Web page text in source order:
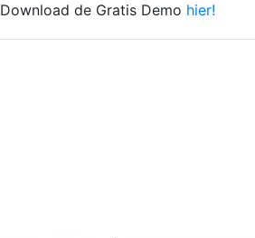
Download de Gratis Demo hier!